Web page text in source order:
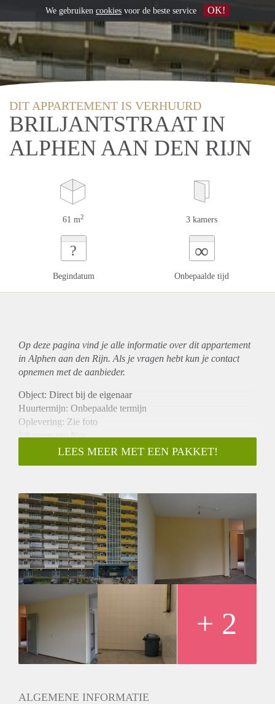
DIT APPARTEMENT IS VERHUURD
BRILJANTSTRAAT IN
ALPHEN AAN DEN RIJN
61 m2 3 kamers
?
Begindatum
∞
Onbepaalde tijd
Op deze pagina vind je alle informatie over ditappartement
in Alphen aan den Rijn. Als je vragen hebt kun je contact
opnemen met de aanbieder.
Object: Direct bij de eigenaar
Huurtermijn: Onbepaalde termijn
Oplevering: Zie foto
Inkomen eis: Nee
Garantiestelling mogelijk: Nee
Borg: 1 Maand
Huisdieren toegestaan: Afhankelijk van de Eigenaar
Huurtoeslag grens: Ja
Geschikt voor studenten: Afhankelijk van de Eigenaar
LEES MEER MET EEN PAKKET!
+ 2
ALGEMENE INFORMATIE
We gebruiken cookies voor de beste service OK!